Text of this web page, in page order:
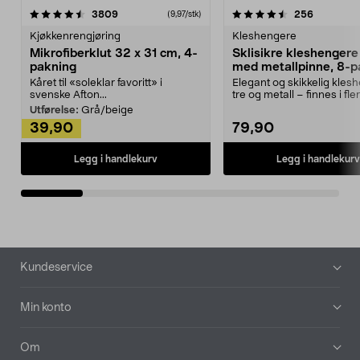
3809anmeldelser(9,97/stk)
Kjøkkenrengjøring
Mikrofiberklut 32 x 31 cm, 4-
pakning
Kåret til «soleklar favoritt» i
svenske Afton...
Utførelse: Grå/beige
39,90
Legg i handlekurv
4.5av 5 stjerner 256
Kleshengere
Sklisikre
med metallpinne, 8-
Elegant og skikkelig
tre og metall – finnes i
79,90
Legg i handlekurv
4.5av 5 stjerner
Bunntekst
Kundeservice
Min konto
Om